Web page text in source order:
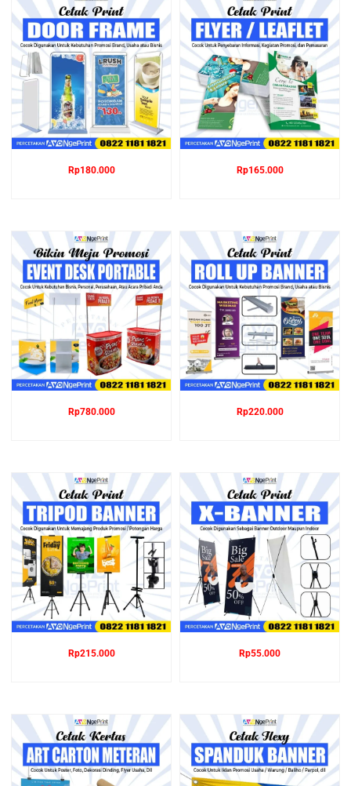
Rp180.000 Rp165.000
Rp780.000 Rp220.000
Rp215.000 Rp55.000